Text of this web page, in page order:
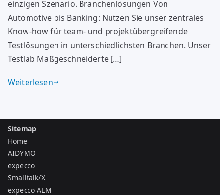
einzigen Szenario. Branchenlösungen Von
Automotive bis Banking: Nutzen Sie unser zentrales
Know-how für team- und projektübergreifende
Testlösungen in unterschiedlichsten Branchen. Unser
Testlab Maßgeschneiderte […]
Weiterlesen
Sitemap
Home
AIDYMO
expecco
Smalltalk/X
expecco ALM